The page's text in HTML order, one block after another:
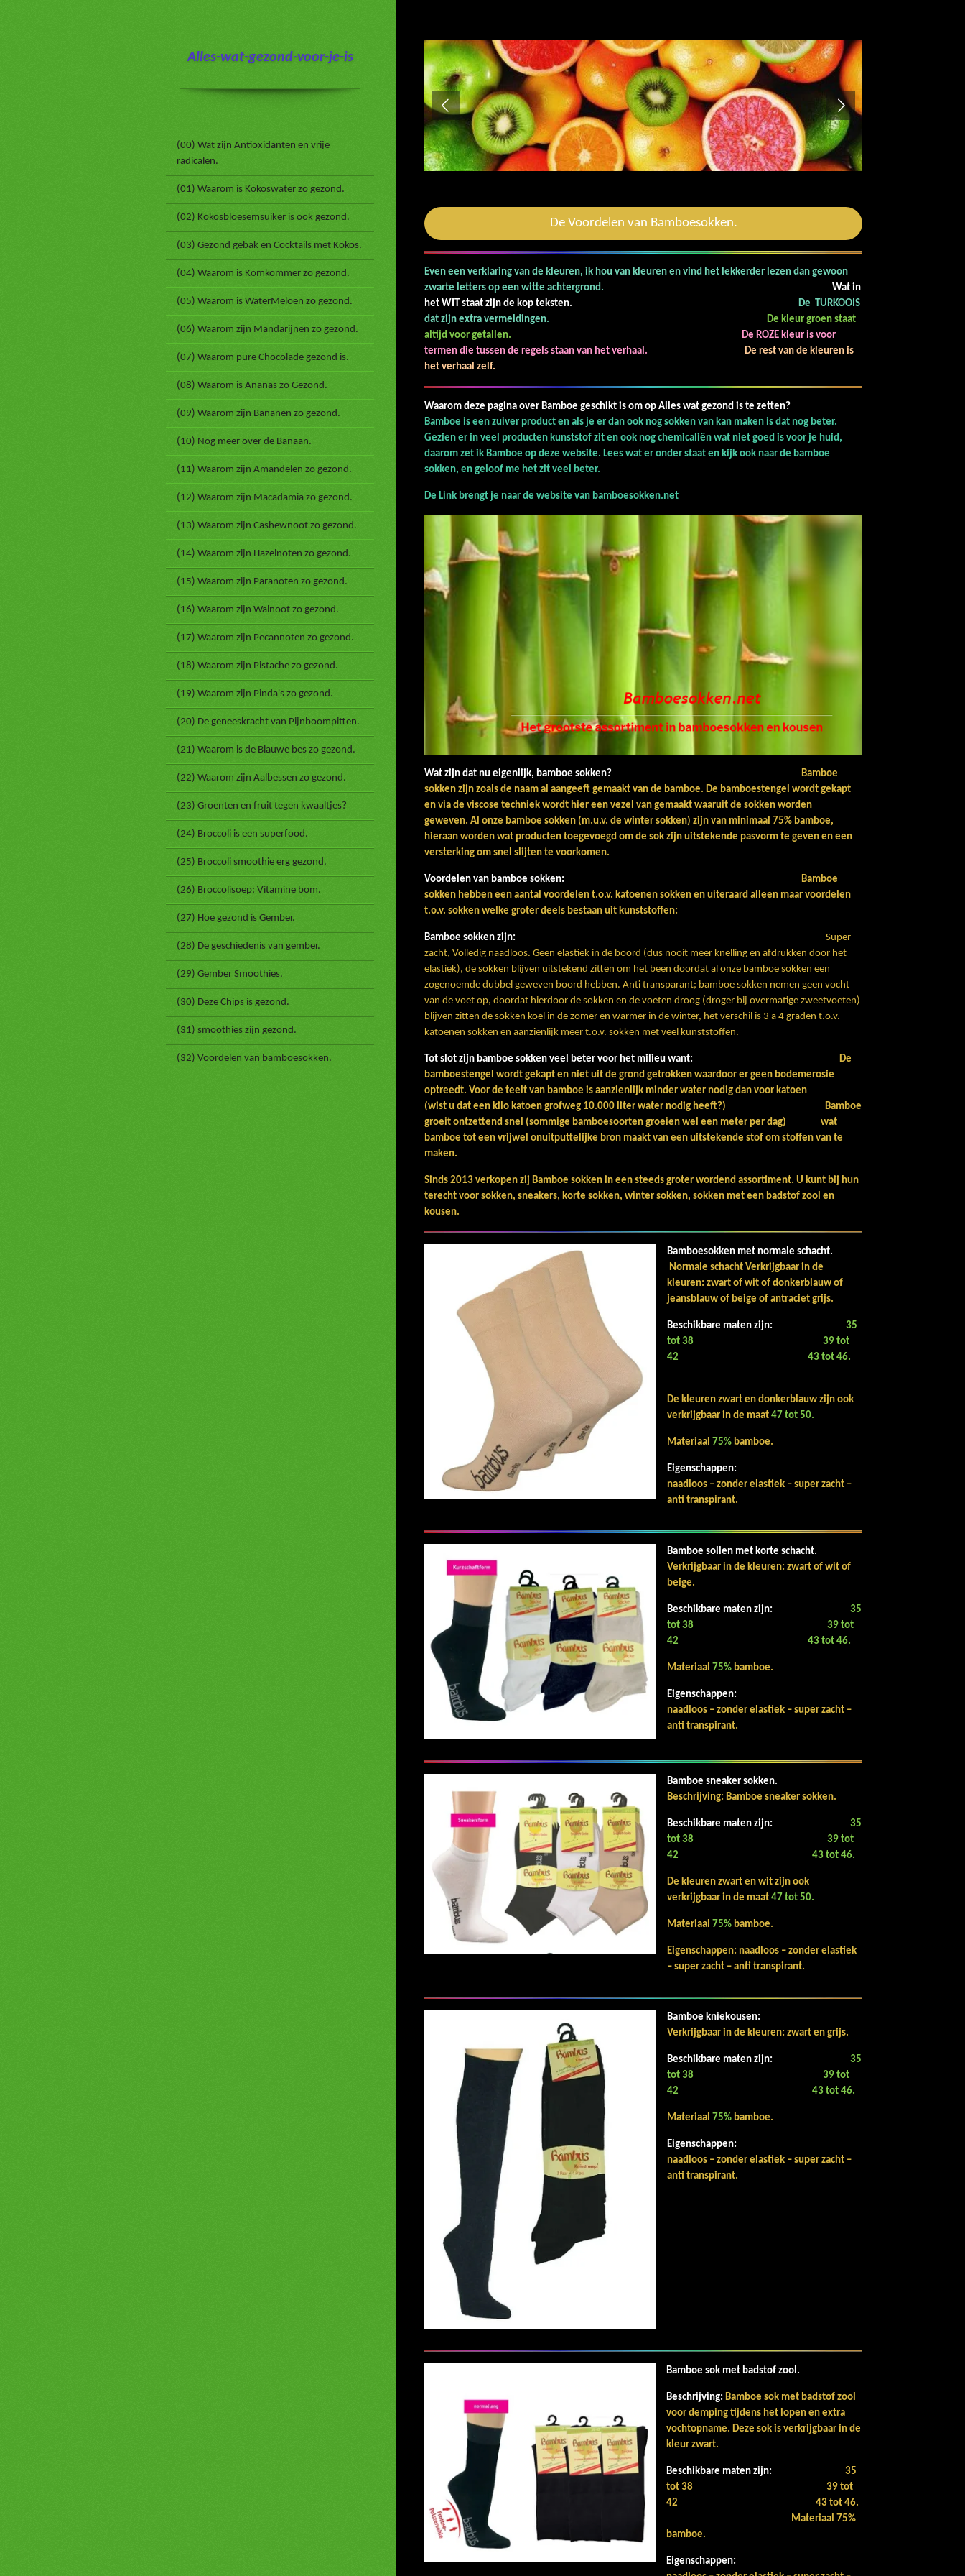
De Voordelen van Bamboesokken.
Even een verklaring van de kleuren, ik hou van kleuren en vind het lekkerder lezen dan gewoon
zwarte letters op een witte achtergrond.Wat in
het WIT staat zijn de kop teksten.
De TURKOOIS
dat zijn extra vermeldingen.
De kleur groen staat
altijd voor getallen.
De ROZE kleur is voor
termen die tussen de regels staan van het verhaal.
De rest van de kleuren is
het verhaal zelf.
Waarom deze pagina over Bamboe geschikt is om op Alles wat gezond is te zetten?
Bamboe is een zuiver product en als je er dan ook nog sokken van kan maken is dat nog beter.
Gezien er in veel productenkunststof zit en ook nog chemicaliën wat niet goed is voor je huid,
daarom zet ik Bamboe op deze website. Lees wat er onder staat en kijk ook naar de bamboe
sokken, en geloof me het zit veel beter.
De Link brengt je naar de website van bamboesokken.net
Wat zijn dat nu eigenlijk, bamboe sokken?
Bamboe
sokken zijn zoals de naam al aangeeft gemaakt van de bamboe. De bamboestengel wordt gekapt
en via de viscose techniek wordt hier een vezel van gemaakt waaruit de sokken worden
geweven.Al onze bamboe sokken (m.u.v. de winter sokken) zijn van minimaal 75% bamboe,
hieraan worden wat producten toegevoegd om de sok zijn uitstekende pasvorm te geven en een
versterking om snel slijten te voorkomen.
Voordelen van bamboe sokken:
Bamboe
sokken hebben een aantal voordelen t.o.v. katoenen sokken en uiteraard alleen maar voordelen
t.o.v. sokken welke groter deels bestaan uit kunststoffen:
Bamboe sokken zijn:Super
zacht,Volledig naadloos.Geen elastiek in de boord (dus nooit meer knelling en afdrukken door het
elastiek),de sokken blijven uitstekend zitten om het been doordat al onze bamboe sokken een
zogenoemde dubbel geweven boord hebben.Anti transparant; bamboe sokken nemen geen vocht
van de voet op, doordat hierdoor de sokken en de voeten droog (droger bij overmatige zweetvoeten)
blijven zitten de sokken koel in de zomer en warmer in de winter, het verschil is 3 a 4 graden t.o.v.
katoenen sokken en aanzienlijk meer t.o.v. sokken met veel kunststoffen.
Tot slot zijn bamboe sokken veel beter voor het milieu want:
De
bamboestengel wordt gekapt en niet uit de grond getrokken waardoor er geen bodemerosie
optreedt.Voor de teelt van bamboe is aanzienlijk minder water nodig dan voor katoen
(wist u dat een kilo katoen grofweg 10.000 liter water nodig heeft?)
Bamboe
groeit ontzettend snel (sommige bamboesoorten groeien wel een meter per dag) wat
bamboe tot een vrijwel onuitputtelijke bron maakt van een uitstekende stof om stoffen van te
maken.
Sinds 2013 verkopen zij Bamboe sokken in een steeds groter wordend assortiment.U kunt bij hun
terecht voor sokken, sneakers, korte sokken, winter sokken, sokken met een badstof zool en
kousen.
Bamboesokken met normale schacht.
Normale schacht Verkrijgbaar in de
kleuren: zwart of wit of donkerblauw of
jeansblauw of beige of antraciet grijs.
Beschikbare maten zijn:35
tot 38 39 tot
42 43 tot 46.
De kleuren zwart en donkerblauw zijn ook
verkrijgbaar in de maat47 tot 50.
Materiaal 75% bamboe.
Eigenschappen:
naadloos – zonder elastiek – super zacht –
anti transpirant.
Bamboe sollen met korte schacht.
Verkrijgbaar in de kleuren: zwart of wit of
beige.
Beschikbare maten zijn:35
tot 3839 tot
4243 tot 46.
Materiaal75% bamboe.
Eigenschappen:
naadloos – zonder elastiek – super zacht –
anti transpirant.
Bamboe sneaker sokken.
Beschrijving: Bamboe sneaker sokken.
Beschikbare maten zijn:
35
tot 3839 tot
4243 tot 46.
De kleuren zwart en wit zijn ook
verkrijgbaar in de maat47 tot 50.
Materiaal75% bamboe.
Eigenschappen: naadloos – zonder elastiek
– super zacht – anti transpirant.
Bamboe kniekousen:
Verkrijgbaar in de kleuren: zwart en grijs.
Beschikbare maten zijn:
35
tot 3839 tot
4243 tot 46.
Materiaal 75% bamboe.
Eigenschappen:
naadloos – zonder elastiek – super zacht –
anti transpirant.
Bamboe sok met badstof zool.
Beschrijving:Bamboe sok met badstof zool
voor demping tijdens het lopen en extra
vochtopname. Deze sok is verkrijgbaar in de
kleur zwart.
Beschikbare maten zijn:35
tot 3839 tot
4243 tot 46.
Materiaal 75%
bamboe.
Eigenschappen:
Alles-wat-gezond-voor-je-is
(00) Wat zijn Antioxidanten en vrije
radicalen.
(01) Waarom is Kokoswater zo gezond.
(02) Kokosbloesemsuiker is ook gezond.
(03) Gezond gebak en Cocktails met Kokos.
(04) Waarom is Komkommer zo gezond.
(05) Waarom is WaterMeloen zo gezond.
(06) Waarom zijn Mandarijnen zo gezond.
(07) Waarom pure Chocolade gezond is.
(08) Waarom is Ananas zo Gezond.
(09) Waarom zijn Bananen zo gezond.
(10) Nog meer over de Banaan.
(11) Waarom zijn Amandelen zo gezond.
(12) Waarom zijn Macadamia zo gezond.
(13) Waarom zijn Cashewnoot zo gezond.
(14) Waarom zijn Hazelnoten zo gezond.
(15) Waarom zijn Paranoten zo gezond.
(16) Waarom zijn Walnoot zo gezond.
(17) Waarom zijn Pecannoten zo gezond.
(18) Waarom zijn Pistache zo gezond.
(19) Waarom zijn Pinda's zo gezond.
(20) De geneeskracht van Pijnboompitten.
(21) Waarom is de Blauwe bes zo gezond.
(22) Waarom zijn Aalbessen zo gezond.
(23) Groenten en fruit tegen kwaaltjes?
(24) Broccoli is een superfood.
(25) Broccoli smoothie erg gezond.
(26) Broccolisoep: Vitamine bom.
(27) Hoe gezond is Gember.
(28) De geschiedenis van gember.
(29) Gember Smoothies.
(30) Deze Chips is gezond.
(31) smoothies zijn gezond.
(32) Voordelen van bamboesokken.